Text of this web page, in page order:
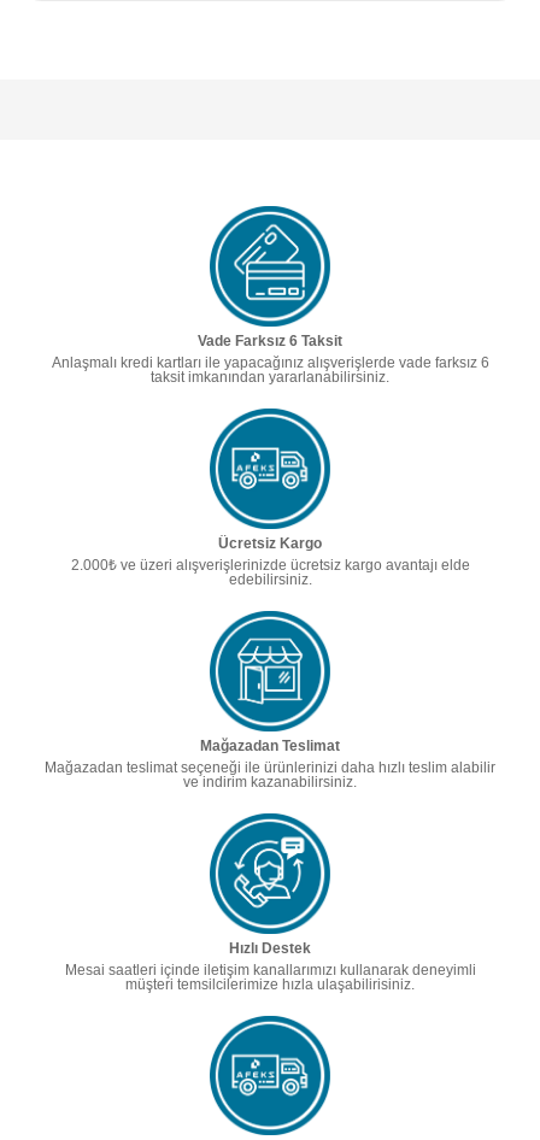
Vade Farksız 6 Taksit
Anlaşmalı kredi kartları ile yapacağınız alışverişlerde vade farksız 6
taksit imkanından yararlanabilirsiniz.
Ücretsiz Kargo
2.000₺ ve üzeri alışverişlerinizde ücretsiz kargo avantajı elde
edebilirsiniz.
Mağazadan Teslimat
Mağazadan teslimat seçeneği ile ürünlerinizi daha hızlı teslim alabilir
ve indirim kazanabilirsiniz.
Hızlı Destek
Mesai saatleri içinde iletişim kanallarımızı kullanarak deneyimli
müşteri temsilcilerimize hızla ulaşabilirisiniz.